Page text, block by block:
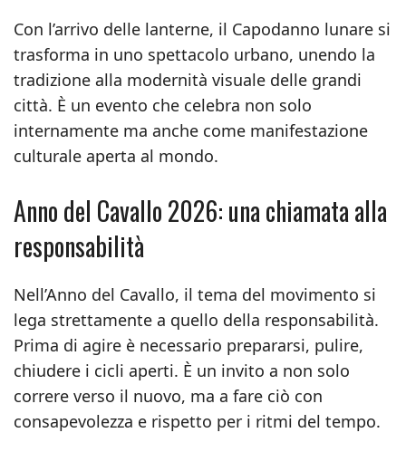
Con l’arrivo delle lanterne, il Capodanno lunare si
trasforma in uno spettacolo urbano, unendo la
tradizione alla modernità visuale delle grandi
città. È un evento che celebra non solo
internamente ma anche come manifestazione
culturale aperta al mondo.
Anno del Cavallo 2026: una chiamata alla
responsabilità
Nell’Anno del Cavallo, il tema del movimento si
lega strettamente a quello della responsabilità.
Prima di agire è necessario prepararsi, pulire,
chiudere i cicli aperti. È un invito a non solo
correre verso il nuovo, ma a fare ciò con
consapevolezza e rispetto per i ritmi del tempo.